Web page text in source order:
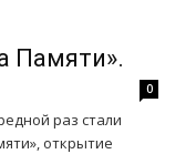
Памяти».
0
раз стали
открытие